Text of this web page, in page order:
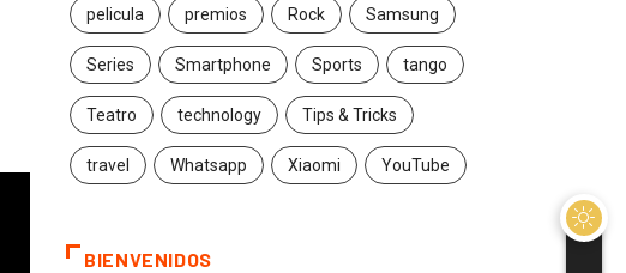
pelicula premios Rock Samsung
Series Smartphone Sports tango
Teatro technology Tips & Tricks
travel Whatsapp Xiaomi YouTube
BIENVENIDOS